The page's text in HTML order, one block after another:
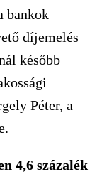
bankok
díjemelés
később
Péter, a
4,6 százalék